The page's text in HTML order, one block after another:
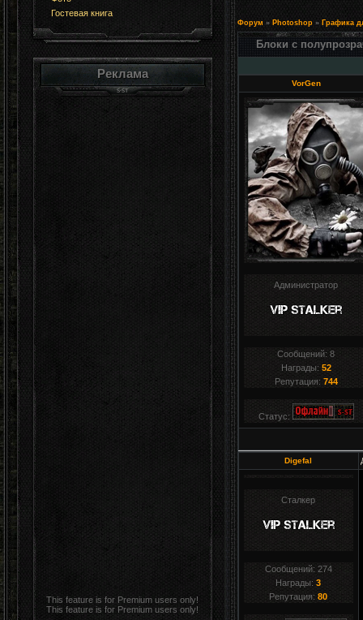
Гостевая книга
Реклама
This feature is for Premium users only!
This feature is for Premium users only!
Форум » Photoshop » Графика
Блоки с
VorGen
Администратор
Сообщений:8
Награды: 52
Репутация: 744
Статус:
Digefal
Сталкер
Сообщений: 274
Награды:3
Репутация:80